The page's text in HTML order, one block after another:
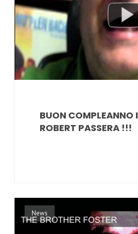
BUON
ROBERT PASSERA !!!
News